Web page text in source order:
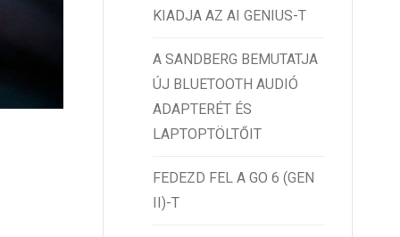
KIADJA AZ AI GENIUS-T
A SANDBERG BEMUTATJA
ÚJ BLUETOOTH AUDIÓ
ADAPTERÉT ÉS
LAPTOPTÖLTŐIT
FEDEZD FEL A GO 6 (GEN
II)-T